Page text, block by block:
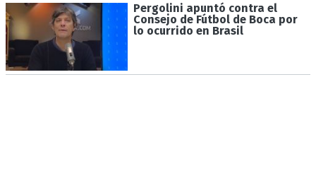
Pergolini apuntó contra el
Consejo de Fútbol de Boca por
lo ocurrido en Brasil